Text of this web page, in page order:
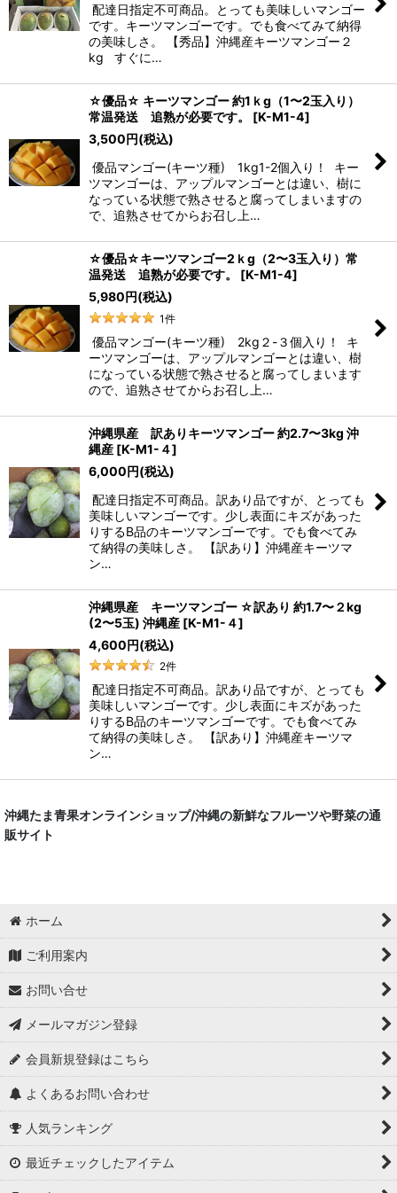
配達日指定不可商品。とっても美味しいマンゴー
です。キーツマンゴーです。でも食べてみて納得
の美味しさ。 【秀品】沖縄産キーツマンゴー２
kg すぐに…
☆優品☆ キーツマンゴー 約1ｋg（1〜2玉入り）
常温発送 追熟が必要です。
[K-M1-4]
3,500円(税込)
優品マンゴー(キーツ種) 1kg1-2個入り！ キー
ツマンゴーは、アップルマンゴーとは違い、樹に
なっている状態で熟させると腐ってしまいますの
で、追熟させてからお召し上…
☆優品☆キーツマンゴー2ｋg（2〜3玉入り）常
温発送 追熟が必要です。
[K-M1-4]
5,980円(税込)
1件
優品マンゴー(キーツ種) 2kg２-３個入り！ キ
ーツマンゴーは、アップルマンゴーとは違い、樹
になっている状態で熟させると腐ってしまいます
ので、追熟させてからお召し上…
沖縄県産 訳ありキーツマンゴー 約2.7〜3kg 沖
縄産 [K-M1-４]
6,000円(税込)
配達日指定不可商品。訳あり品ですが、とっても
美味しいマンゴーです。少し表面にキズがあった
りするB品のキーツマンゴーです。でも食べてみ
て納得の美味しさ。 【訳あり】沖縄産キーツマ
ン…
沖縄県産 キーツマンゴー ☆訳あり 約1.7〜２kg
(2〜5玉) 沖縄産 [K-M1-４]
4,600円(税込)
2件
配達日指定不可商品。訳あり品ですが、とっても
美味しいマンゴーです。少し表面にキズがあった
りするB品のキーツマンゴーです。でも食べてみ
て納得の美味しさ。 【訳あり】沖縄産キーツマ
ン…
沖縄たま青果オンラインショップ/沖縄の新鮮なフルーツや野菜の通
販サイト
ホーム
ご利用案内
お問い合せ
メールマガジン登録
会員新規登録はこちら
よくあるお問い合わせ
人気ランキング
最近チェックしたアイテム